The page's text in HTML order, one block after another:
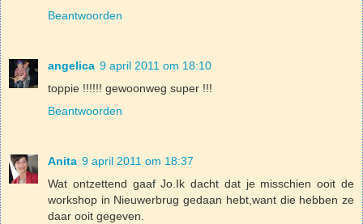
Beantwoorden
angelica 9 april 2011 om 18:10
toppie !!!!!! gewoonweg super !!!
Beantwoorden
Anita 9 april 2011 om 18:37
Wat ontzettend gaaf Jo.Ik dacht dat je misschien ooit de
workshop in Nieuwerbrug gedaan hebt,want die hebben ze
daar ooit gegeven.